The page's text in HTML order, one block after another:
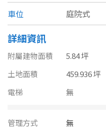
台中市
彰化縣
南投縣
雲林縣
嘉義市
嘉義縣
倉庫
坪數
車位
庭院式
詳細資訊
附屬建物面積
5.84 坪
土地面積
459.936 坪
電梯
無
管理方式
無